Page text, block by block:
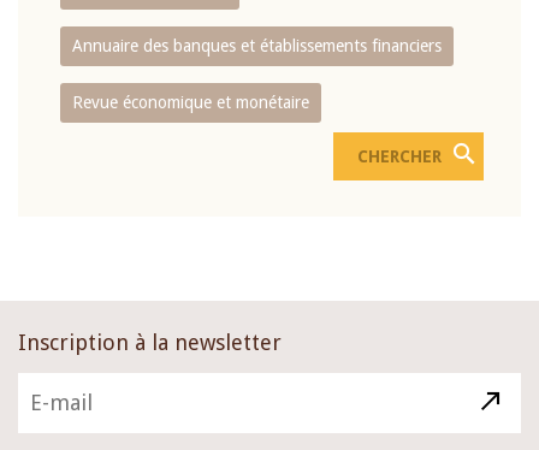
Annuaire des banques et établissements financiers
Revue économique et monétaire
Inscription à la newsletter